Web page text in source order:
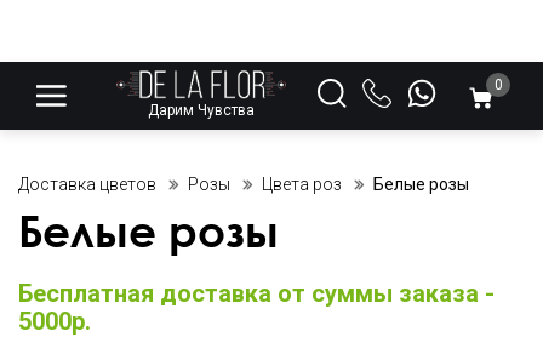
Дарим Чувства
0
Доставка цветов Розы Цвета роз Белые розы
Белые розы
Бесплатная доставка от суммы заказа -
5000р.